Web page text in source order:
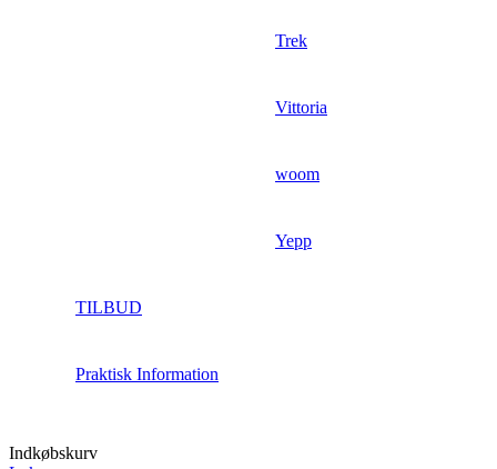
Trek
Vittoria
woom
Yepp
TILBUD
Praktisk Information
Indkøbskurv